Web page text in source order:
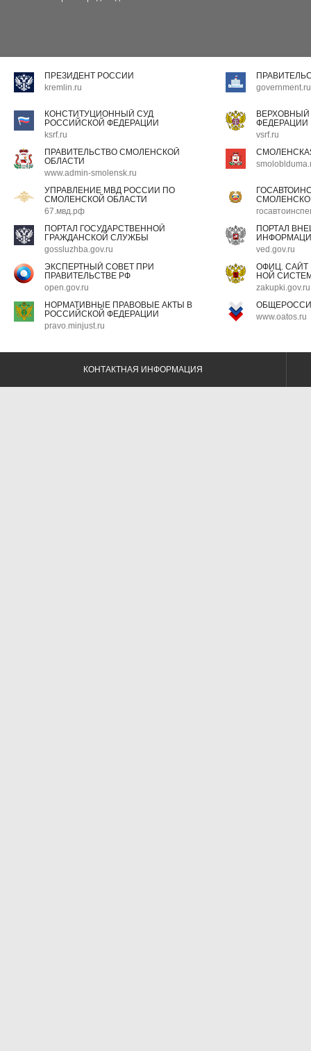
ПРЕЗИДЕНТ РОССИИ
kremlin.ru
government.ru
КОНСТИТУЦИОННЫЙ СУД
РОССИЙСКОЙ ФЕДЕРАЦИИ
ksrf.ru
ФЕДЕРАЦИИ
vsrf.ru
ПРАВИТЕЛЬСТВО СМОЛЕНСКОЙ
ОБЛАСТИ
www.admin-smolensk.ru
УПРАВЛЕНИЕ МВД РОССИИ ПО
СМОЛЕНСКОЙ ОБЛАСТИ
67.мвд.рф
ПОРТАЛ ГОСУДАРСТВЕННОЙ
ГРАЖДАНСКОЙ СЛУЖБЫ
gossluzhba.gov.ru
ПОРТАЛ
ved.gov.ru
ЭКСПЕРТНЫЙ СОВЕТ ПРИ
ПРАВИТЕЛЬСТВЕ РФ
open.gov.ru
ОФИЦ.
НОЙ
zakupki.gov.ru
НОРМАТИВНЫЕ ПРАВОВЫЕ АКТЫ В
РОССИЙСКОЙ ФЕДЕРАЦИИ
pravo.minjust.ru
www.oatos.ru
КОНТАКТНАЯ ИНФОРМАЦИЯ